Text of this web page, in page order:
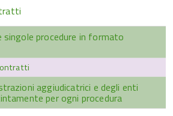
singole procedure in formato
aggiudicatrici e degli enti
per ogni procedura